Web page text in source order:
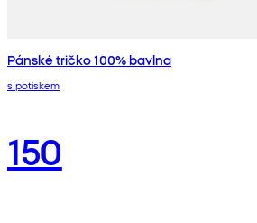
Pánské tričko 100% bavlna
s potiskem
150